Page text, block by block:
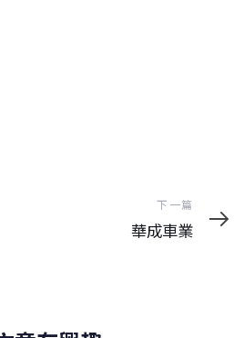
一
篇
下一篇
華成車業